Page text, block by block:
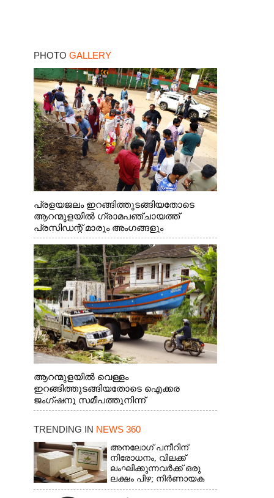
PHOTO GALLERY
പ്രളയജലം ഇറങ്ങിത്തുടങ്ങിയതോടെ
ആറന്മുളയിൽ ഗ്രാമപഞ്ചായത്ത്
പ്രസിഡന്റ് മാരും അംഗങ്ങളും
രാഷ്ട്രീയപ്രവത്തകരും അടങ്ങുന്ന സംഘം
റോഡിൽ അടിഞ്ഞ് കൂടിയ ചെളിയും മണ്ണും
മറ്റ് മാലിന്യങ്ങളും നീക്കം ചെയ്യുന്നു.
ആറന്മുളയിൽ വെള്ളം
ഇറങ്ങിത്തുടങ്ങിയതോടെ ഐക്കര
ജംഗ്ഷനു സമീപത്തുനിന്ന്
രക്ഷാപ്രവർത്തനത്തിന് കൊല്ലത്ത് നിന്ന്
തിരികെക്കൊണ്ടുപോകുന്നു.
TRENDING IN NEWS 360
അനലോഗ് പനീറിന്
നിരോധനം, വിലക്ക്
ലംഘിക്കുന്നവർക്ക് ഒരു
ലക്ഷം പിഴ; നിർണായക
തീരുമാനമെടുത്ത്